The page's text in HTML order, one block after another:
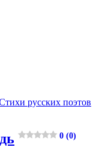
русских поэтов
0 (0)